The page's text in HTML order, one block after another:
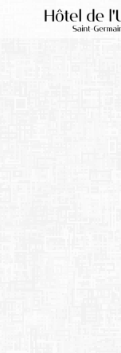
Pannello di gestione dei